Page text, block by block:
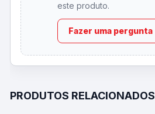
este produto.
Fazer uma pergunta
PRODUTOS RELACIONADOS